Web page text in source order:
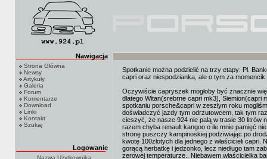
Nawigacja
Strona Główna
Newsy
Artykuły
Galeria
Forum
Komentarze
Download
Linki
Kontakt
Szukaj
Logowanie
Nazwa Użytkownika
Spotkanie można podzielić na trzy etapy: Pl.
capri oraz niespodzianka, ale o tym za momencik.
Oczywiście capryszek mogłoby być znacznie
dlatego Witan(srebrne capri mk3), Siemion(capri
spotkaniu porsche&capri w zeszłym roku
doświadczyć jazdy tym odrzutowcem, tak tym
cieszyć, że nasze 924 nie palą w trasie 30 litrów
razem chyba renault kangoo o ile mnie pamięć
stronę puszczy kampinoskiej podziwiając po
kwotę 100złotych dla jednego z właścicieli
gorącą herbatkę i jedzonko, lecz niedługo tam
zerowej temperaturze.. Niebawem właścicielka